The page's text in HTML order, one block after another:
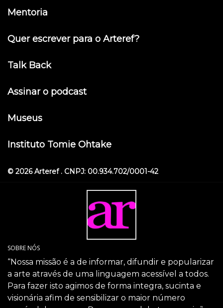
Mentoria
Quer escrever para o Arteref?
Talk Back
Assinar o podcast
Museus
Instituto Tomie Ohtake
© 2026 Arteref . CNPJ: 00.934.702/0001-42
SOBRE NÓS
“Nossa missão é a de informar, difundir e popularizar
a arte através de uma linguagem acessível a todos.
Para fazer isto agimos de forma integra, sucinta e
visionária afim de sensibilizar o maior número